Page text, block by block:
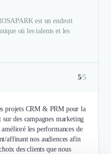
est un endroit
où les talents et les
5/5
projets CRM & PRM pour la
des campagnes marketing
les performances de
affinant nos audiences afin
des clients que nous